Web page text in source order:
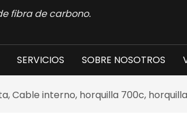
fibra de carbono.
SERVICIOS SOBRE NOSOTROS
Cable interno, horquilla 700c,